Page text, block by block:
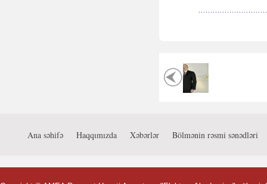
Ana səhifə Haqqımızda Xəbərlər Bölmənin rəsmi sənədləri